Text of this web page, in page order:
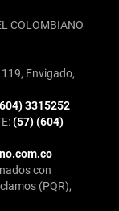
COLOMBIANO
Envigado,
3315252
(57) (604)
con
(PQR),